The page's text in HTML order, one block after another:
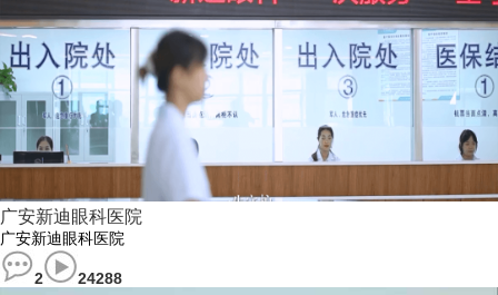
广安新迪眼科医院
广安新迪眼科医院
2 24288